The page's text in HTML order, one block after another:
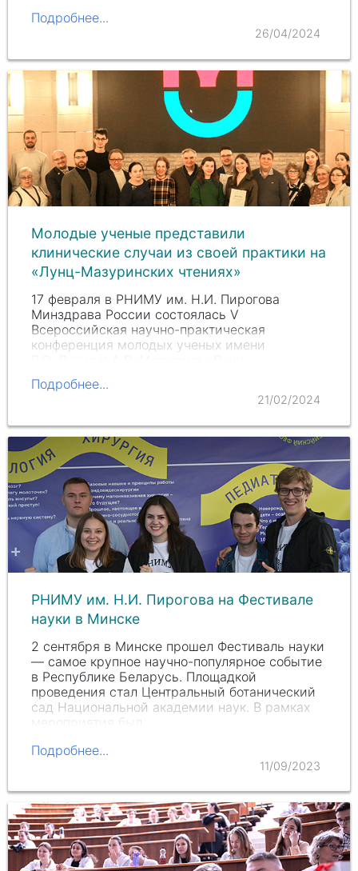
Андрея Владимировича Мазурина выступили
кафедра пропедевтики…
Подробнее...
26/04/2024
Молодые ученые представили
клинические случаи из своей практики на
«Лунц-Мазуринских чтениях»
17 февраля в РНИМУ им. Н.И. Пирогова
Минздрава России состоялась V
Всероссийская научно-практическая
конференция молодых ученых имени
Мазуринские чтения», организованная
кафедрой пропедевтики…
Подробнее...
21/02/2024
РНИМУ им. Н.И. Пирогова на Фестивале
науки в Минске
2 сентября в Минске прошел Фестиваль науки
— самое крупное научно-популярное событие
в Республике Беларусь. Площадкой
проведения стал Центральный ботанический
сад Национальной академии наук. В рамках
Подробнее...
11/09/2023